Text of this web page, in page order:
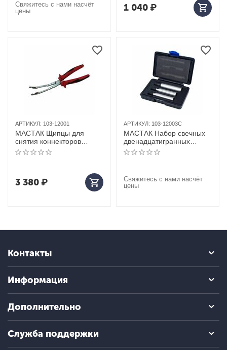
Свяжитесь с нами насчёт
цены
1 040₽
АРТИКУЛ: 103-12001
МАСТАК Щипцы для
снятия коннекторов
свечей накала MB, AUDI,
VW, BMW, изогнутые
3 380₽
АРТИКУЛ: 103-12003C
МАСТАК Набор свечных
двенадцатигранных
головок c фиксированным
усилием затяжки, 14,16,
Свяжитесь с нами насчёт
цены
Контакты
Информация
Дополнительно
Служба поддержки